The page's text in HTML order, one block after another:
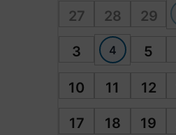
27 28 29
3 4 5
10 11 12
17 18 19